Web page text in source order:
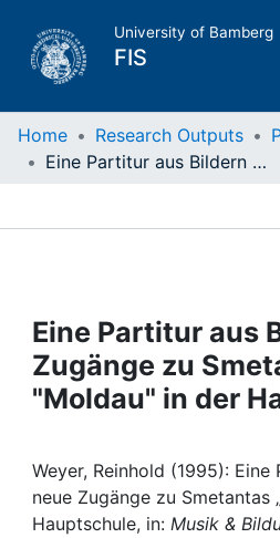
University of Bamberg
FIS
Home
Projects
People
Awards
Home Research Outputs
Eine Partitur aus Bildern - neue Zugänge zu Smetantas "Moldau" in der Hauptschule
Eine Partitur aus
Zugänge zu
"Moldau" in der
Weyer, Reinhold (1995):
neue Zugänge zu Smetantas
Hauptschule, in: Musik &